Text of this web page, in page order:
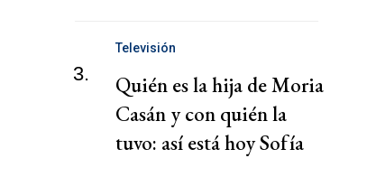
3.
Televisión
Quién es la hija de Moria
Casán y con quién la
tuvo: así está hoy Sofía